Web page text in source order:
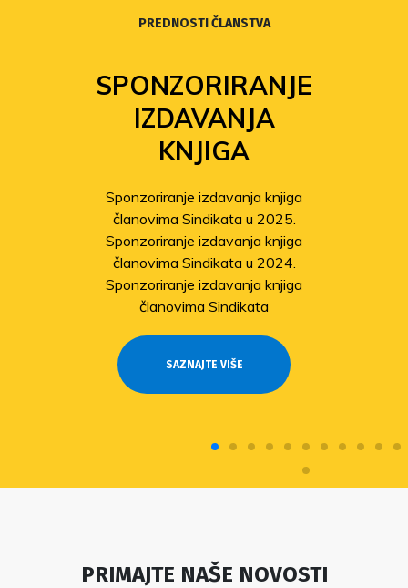
PREDNOSTI ČLANSTVA
SPONZORIRANJE
IZDAVANJA
KNJIGA
Sponzoriranje izdavanja knjiga
članovima Sindikata u 2025.
Sponzoriranje izdavanja knjiga
članovima Sindikata u 2024.
Sponzoriranje izdavanja knjiga
članovima Sindikata
SAZNAJTE VIŠE
PRIMAJTE NAŠE NOVOSTI